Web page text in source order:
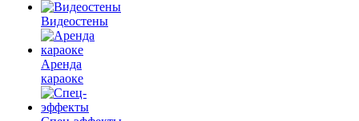
Видеостены
Аренда
караоке